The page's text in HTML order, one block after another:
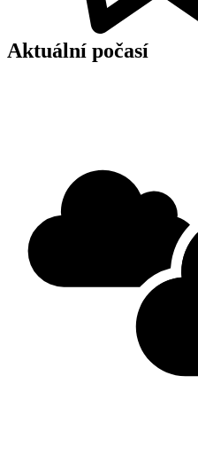
Aktuální počasí